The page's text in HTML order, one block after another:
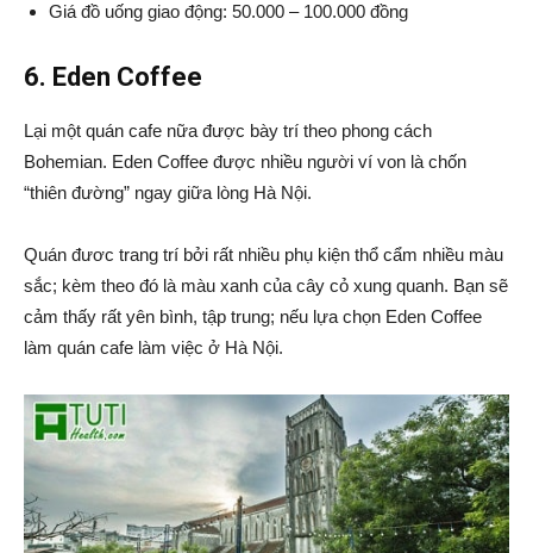
Giá đồ uống giao động: 50.000 – 100.000 đồng
6. Eden Coffee
Lại một quán cafe nữa được bày trí theo phong cách
Bohemian. Eden Coffee được nhiều người ví von là chốn
“thiên đường” ngay giữa lòng Hà Nội.
Quán đươc trang trí bởi rất nhiều phụ kiện thổ cẩm nhiều màu
sắc; kèm theo đó là màu xanh của cây cỏ xung quanh. Bạn sẽ
cảm thấy rất yên bình, tập trung; nếu lựa chọn Eden Coffee
làm quán cafe làm việc ở Hà Nội.